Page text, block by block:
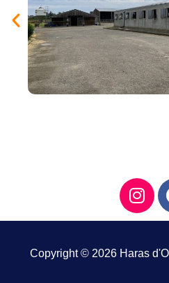
Copyright © 2026 Haras